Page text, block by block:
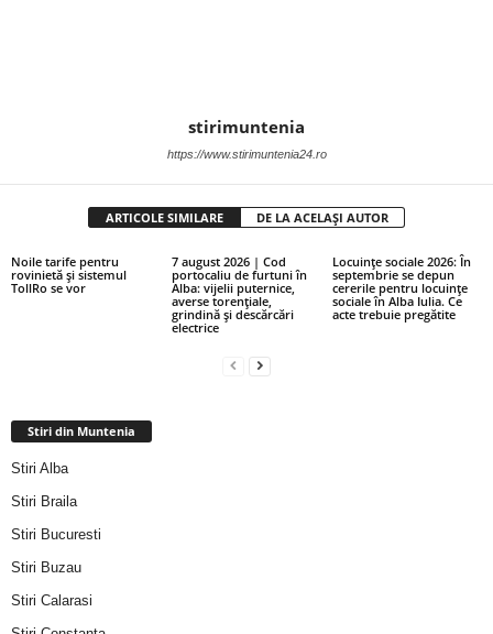
stirimuntenia
https://www.stirimuntenia24.ro
ARTICOLE SIMILARE DE LA ACELAȘI AUTOR
Noile tarife pentru
rovinietă și sistemul
TollRo se vor
7 august 2026 | Cod
portocaliu de furtuni în
Alba: vijelii puternice,
averse torențiale,
grindină și descărcări
electrice
Locuințe sociale 2026: În
septembrie se depun
cererile pentru locuințe
sociale în Alba Iulia. Ce
acte trebuie pregătite
Stiri din Muntenia
Stiri Alba
Stiri Braila
Stiri Bucuresti
Stiri Buzau
Stiri Calarasi